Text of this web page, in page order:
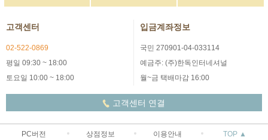
고객센터
02-522-0869
평일 09:30 ~ 18:00
토요일 10:00 ~ 18:00
입금계좌정보
국민 270901-04-033114
예금주: (주)한독인터네셔널
월~금 택배마감 16:00
고객센터 연결
PC버전 상점정보 이용안내 TOP ▲